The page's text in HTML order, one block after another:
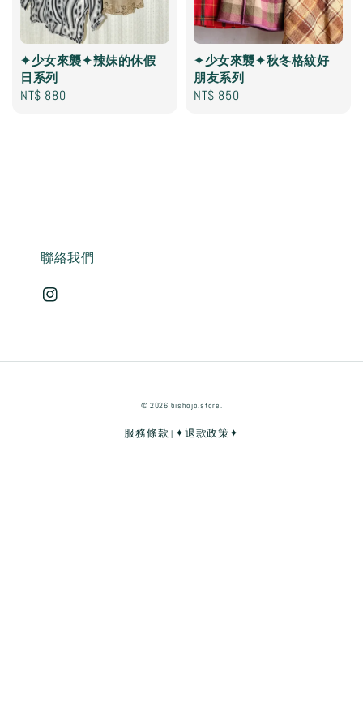
✦少女來襲✦辣妹的休假
日系列
Regular
NT$ 880
✦少女來襲✦秋冬格紋好
朋友系列
Regular
NT$ 850
聯絡我們
© 2026 bishojo.store.
服務條款 | ✦退款政策✦